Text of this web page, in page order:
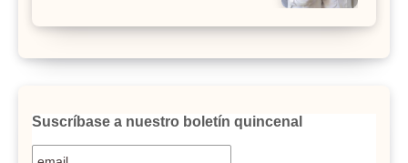
Suscríbase a nuestro boletín quincenal